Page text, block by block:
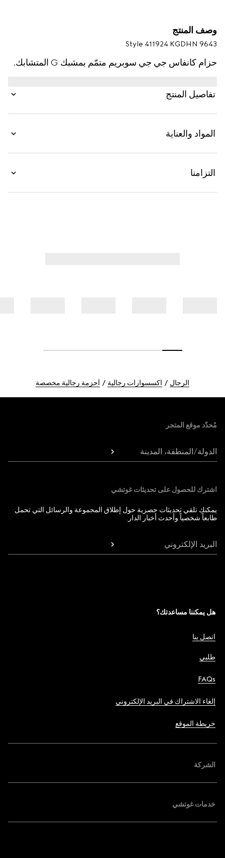
وصف المنتج
Style ‎411924 KGDHN 9643
حزام كانفاس جي جي سوبريم متمّم بمشبك G المتشابك.
تفاصيل المنتج
المواد والعناية
التزامنا
الرجال اكسسوارات رجالية أحزمة رجالية مخصصة
مُحدّد موقع المتجر
الدولة/المنطقة، المدينة
اشترك للحصول على تحديثات غوتشي
يمكنك تلقي تحديثات حصرية حول إطلاق المجموعة والرسائل التي تحمل
طابعاً شخصياً وأحدث أخبار الدار.
البريد الإلكتروني
هل يمكننا مساعدتك؟
اتصل بنا
طلبي
FAQs
إلغاء الاشتراك في البريد الإلكتروني
خريطة الموقع
الشركة
خدمات غوتشي